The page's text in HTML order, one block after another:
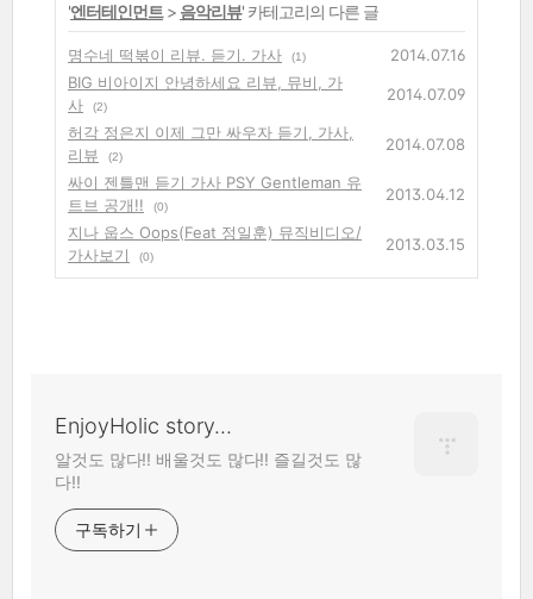
'엔터테인먼트> 음악리뷰' 카테고리의 다른 글
명수네 떡볶이 리뷰. 듣기. 가사 (1)
2014.07.16
BIG 비아이지 안녕하세요 리뷰, 뮤비, 가
사
(2)
2014.07.09
허각 정은지 이제 그만 싸우자 듣기, 가사,
리뷰
(2)
2014.07.08
싸이 젠틀맨 듣기 가사 PSY Gentleman 유
트브 공개!!
(0)
2013.04.12
지나 웁스 Oops(Feat 정일훈) 뮤직비디오/
가사보기
(0)
2013.03.15
EnjoyHolic story...
알것도 많다!! 배울것도 많다!! 즐길것도 많
다!!
구독하기